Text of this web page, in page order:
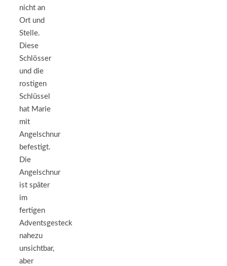
nicht an
Ort und
Stelle.
Diese
Schlösser
und die
rostigen
Schlüssel
hat Marie
mit
Angelschnur
befestigt.
Die
Angelschnur
ist später
im
fertigen
Adventsgesteck
nahezu
unsichtbar,
aber